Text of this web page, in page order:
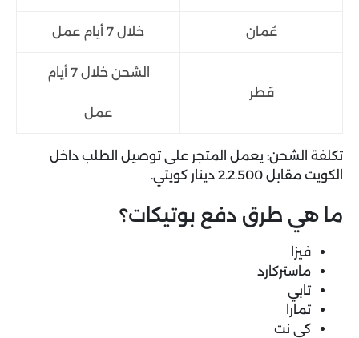
عُمان خلال 7 أيام عمل
قطر
الشحن خلال 7 أيام
عمل
تكلفة الشحن: يعمل المتجر على توصيل الطلب داخل
الكويت مقابل 2.2.500 دينار كويتي.
ما هي طرق دفع بوتيكات؟
فيزا
ماستركارد
تابي
تمارا
كي نت